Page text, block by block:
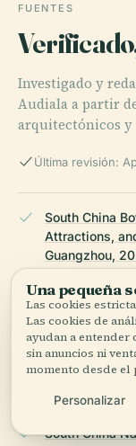
FUENTES
Investigado y
Audiala a partir
arquitectónicos
Última revisión:
South China
Attractions,
Guangzhou,
Visiting the
Tickets,
Botanical
South China
Una pequeña
Las cookies
Las cookies de
ayudan a entender
sin anuncios ni
momento desde el
Personalizar